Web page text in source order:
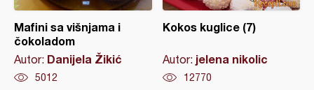
Mafini sa višnjama i
čokoladom
Autor: Danijela Žikić
5012
Kokos kuglice (7)
Autor: jelena nikolic
12770